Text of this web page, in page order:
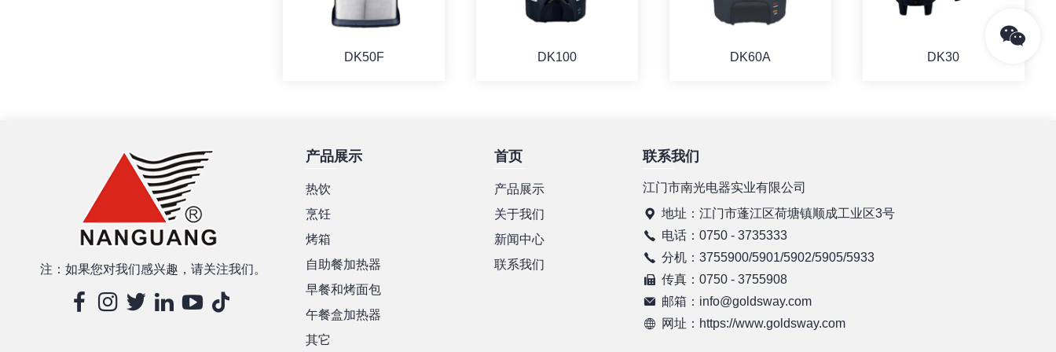
DK50F
详情
DK100
详情
DK60A DK30
注：如果您对我们感兴趣，请关注我们。
产品展示
热饮
烹饪
烤箱
自助餐加热器
早餐和烤面包
午餐盒加热器
其它
首页
产品展示
关于我们
新闻中心
联系我们
联系我们
江门市南光电器实业有限公司
地址：江门市蓬江区荷塘镇顺成工业区3号
电话：0750 - 3735333
分机：3755900/5901/5902/5905/5933
传真：0750 - 3755908
邮箱：info@goldsway.com
网址：https://www.goldsway.com